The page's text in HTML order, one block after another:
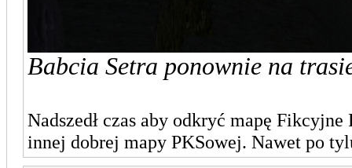
Babcia Setra ponownie na
Nadszedł czas aby odkryć mapę
innej dobrej mapy PKSowej. Nawet po